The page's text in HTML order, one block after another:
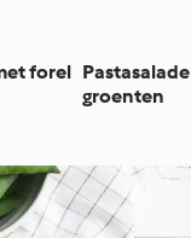
forel
groenten